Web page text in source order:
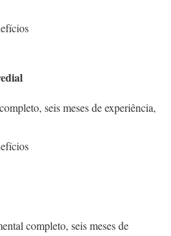
seis meses de experiência,
completo, seis meses de